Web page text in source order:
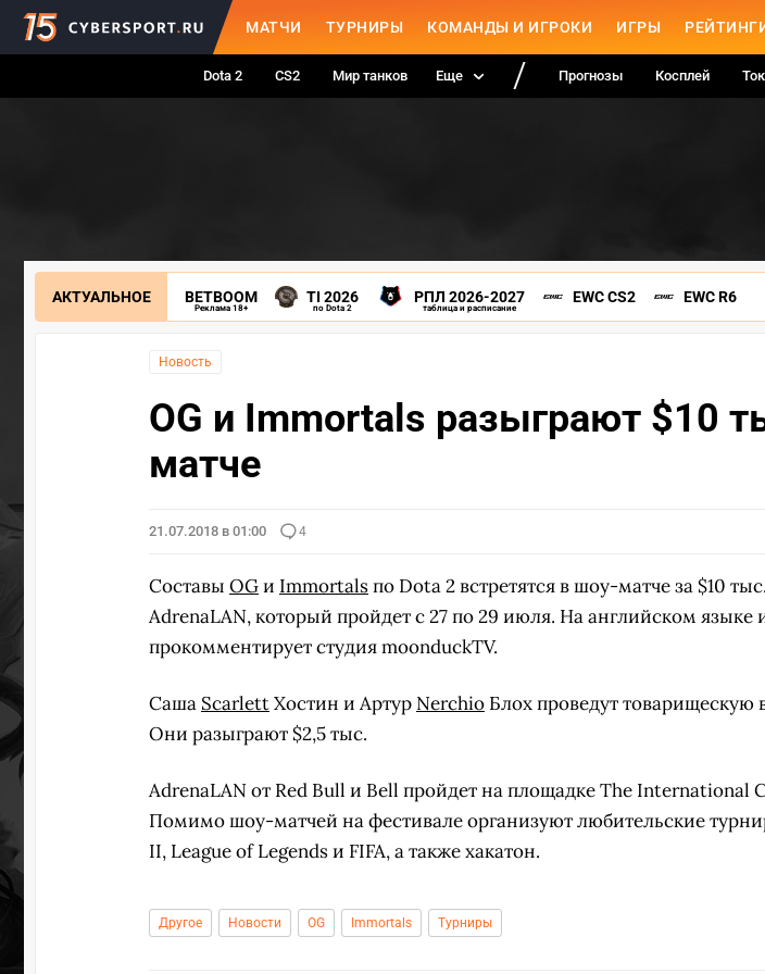
МАТЧИ ТУРНИРЫ КОМАНДЫ И ИГРОКИ ИГРЫ
Dota 2 CS2 Мир танков Еще Прогнозы Косплей
АКТУАЛЬНОЕ BETBOOM
Реклама 18+
TI 2026
по Dota 2
РПЛ 2026-2027
таблица и расписание
EWC CS2 EWC R6
Новость
OG и Immortals разыграют $10
матче
21.07.2018 в 01:00 4
Составы OGи Immortalsпо Dota 2 встретятся в шоу-матче за $10
AdrenaLAN, который пройдет с 27 по 29 июля. На английском языке
прокомментирует студия moonduckTV.
Саша ScarlettХостин и Артур Nerchio Блох проведут товарищескую
Они разыграют $2,5 тыс.
AdrenaLAN от Red Bull и Bell пройдет на площадке The International
Помимо шоу-матчей на фестивале организуют любительские
II, League of Legends и FIFA, а также хакатон.
Другое Новости OG Immortals Турниры